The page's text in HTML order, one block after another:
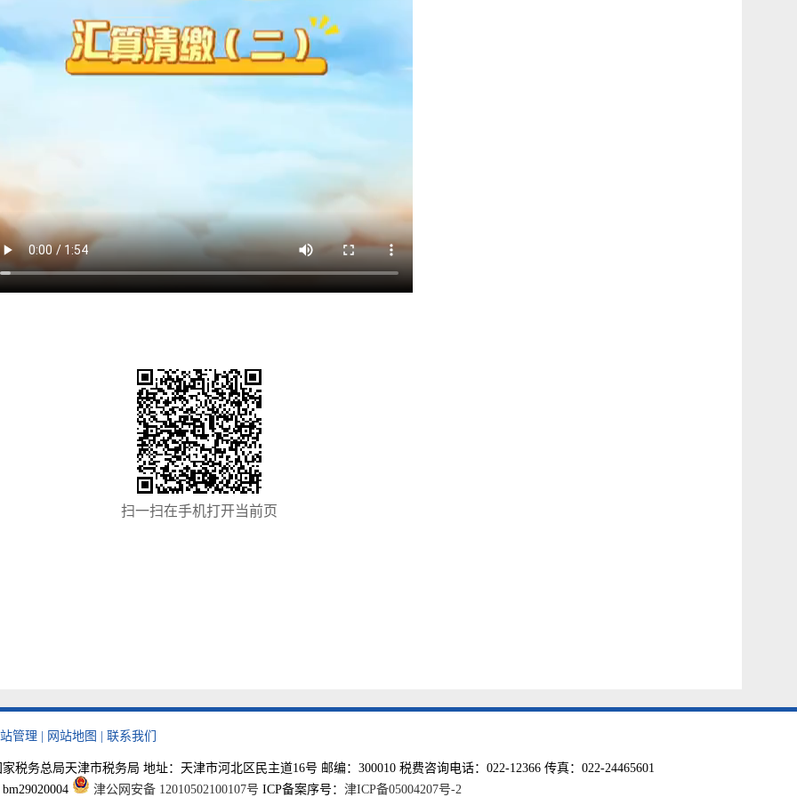
扫一扫在手机打开当前页
管理 网站地图 联系我们
税务总局天津市税务局 地址：天津市河北区民主道16号 邮编：300010 税费咨询电话：022-12366 传真：022-24465601
津公网安备 12010502100107号 ICP备案序号： 津ICP备05004207号-2